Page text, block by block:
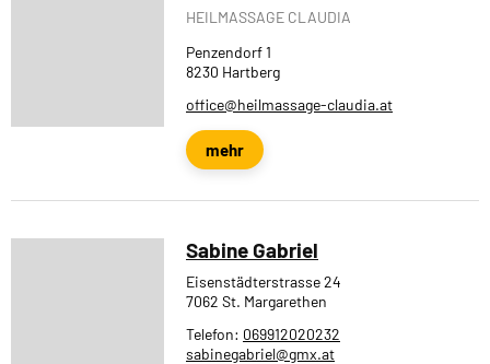
HEILMASSAGE CLAUDIA
Penzendorf 1
8230 Hartberg
office@heilmassage-claudia.at
mehr
Sabine Gabriel
Eisenstädterstrasse 24
7062 St. Margarethen
Telefon: 069912020232
sabinegabriel@gmx.at